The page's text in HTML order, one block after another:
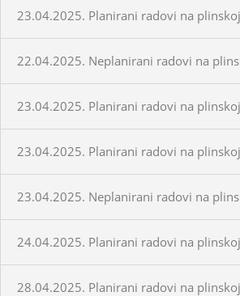
23.04.2025. Planirani radovi na
22.04.2025. Neplanirani radovi na
23.04.2025. Planirani radovi na
23.04.2025. Planirani radovi na
23.04.2025. Neplanirani radovi na
24.04.2025. Planirani radovi na
28.04.2025. Planirani radovi na